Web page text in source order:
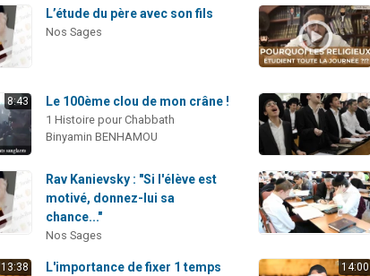
L’étude du père avec son fils
Nos Sages
8:43 Le 100ème clou de mon crâne !
1 Histoire pour Chabbath
Binyamin BENHAMOU
Rav Kanievsky : "Si l'élève est
motivé, donnez-lui sa
chance..."
Nos Sages
13:38
L'importance de fixer 1 temps
14:00